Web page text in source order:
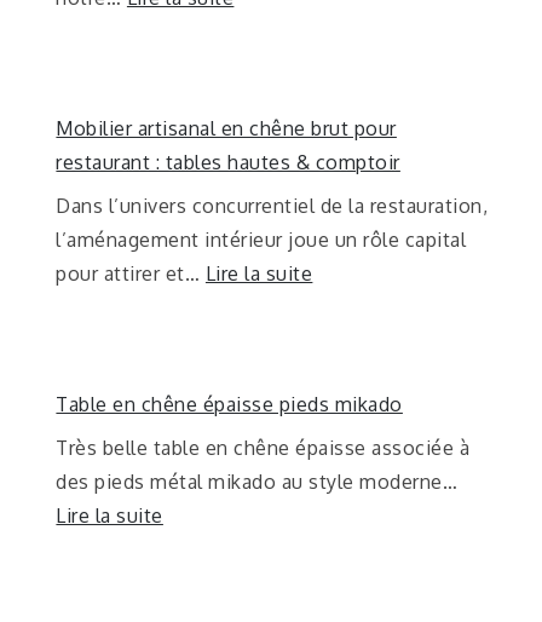
Mobilier artisanal en chêne brut pour
restaurant : tables hautes & comptoir
Dans l’univers concurrentiel de la restauration,
l’aménagement intérieur joue un rôle capital
pour attirer et… Lire la suite
Table en chêne épaisse pieds mikado
Très belle table en chêne épaisse associée à
des pieds métal mikado au style moderne…
Lire la suite